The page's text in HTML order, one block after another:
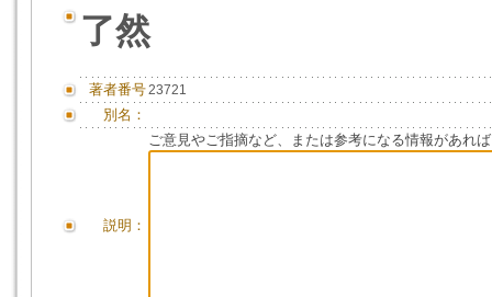
了然
著者番号23721
別名：
説明：
ご意見やご指摘など、または参考になる情報があれ